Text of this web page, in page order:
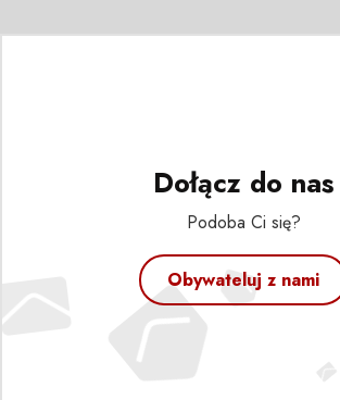
Dołącz do nas
Podoba Ci się?
Obywateluj z nami